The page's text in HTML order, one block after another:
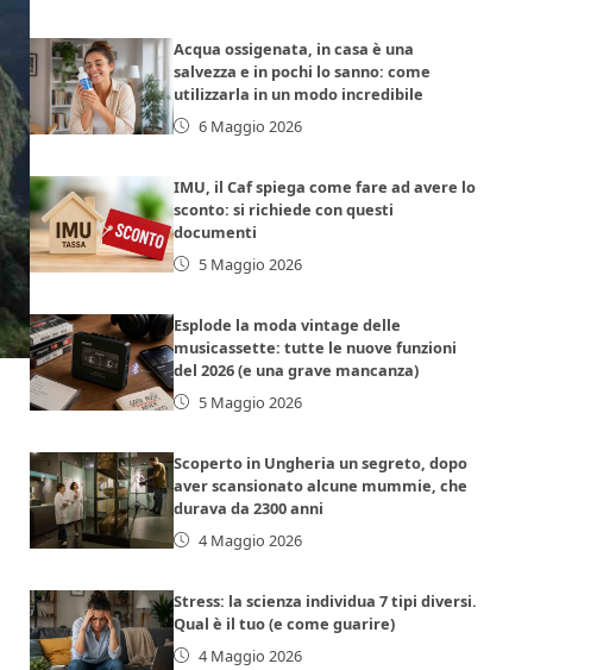
Acqua ossigenata, in casa è una
salvezza e in pochi lo sanno: come
utilizzarla in un modo incredibile
6 Maggio 2026
IMU, il Caf spiega come fare ad avere lo
sconto: si richiede con questi
documenti
5 Maggio 2026
Esplode la moda vintage delle
musicassette: tutte le nuove funzioni
del 2026 (e una grave mancanza)
5 Maggio 2026
Scoperto in Ungheria un segreto, dopo
aver scansionato alcune mummie, che
durava da 2300 anni
4 Maggio 2026
Stress: la scienza individua 7 tipi diversi.
Qual è il tuo (e come guarire)
4 Maggio 2026